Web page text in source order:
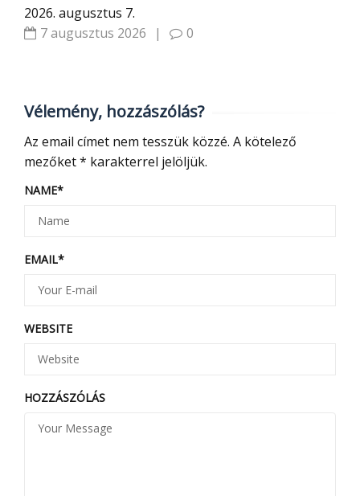
2026. augusztus 7.
7 augusztus 2026
| 0
Vélemény, hozzászólás?
Az email címet nem tesszük közzé. A kötelező
mezőket* karakterrel jelöljük.
NAME*
EMAIL*
WEBSITE
HOZZÁSZÓLÁS